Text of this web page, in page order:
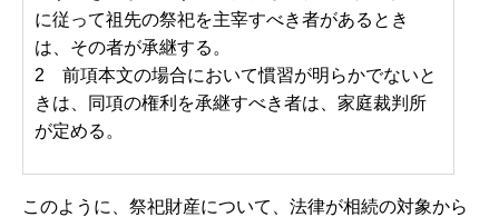
に従って祖先の祭祀を主宰すべき者があるとき
は、その者が承継する。
2 前項本文の場合において慣習が明らかでないと
きは、同項の権利を承継すべき者は、家庭裁判所
が定める。
このように、祭祀財産について、法律が相続の対象から